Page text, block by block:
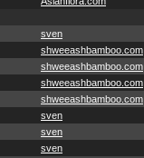
sven
shweeashbamboo.com
shweeashbamboo.com
shweeashbamboo.com
shweeashbamboo.com
sven
sven
sven